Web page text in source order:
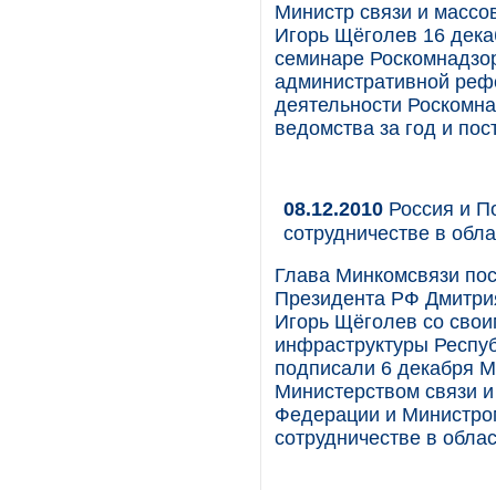
Министр связи и
Игорь Щёголев 16
семинаре
административной
деятельности
ведомства за год и
08.12.2010 Россия и
сотрудничестве в
Глава Минкомсвязи
Президента РФ
Игорь Щёголев со
инфраструктуры
подписали 6 декабря
Министерством связи
Федерации и
сотрудничестве в